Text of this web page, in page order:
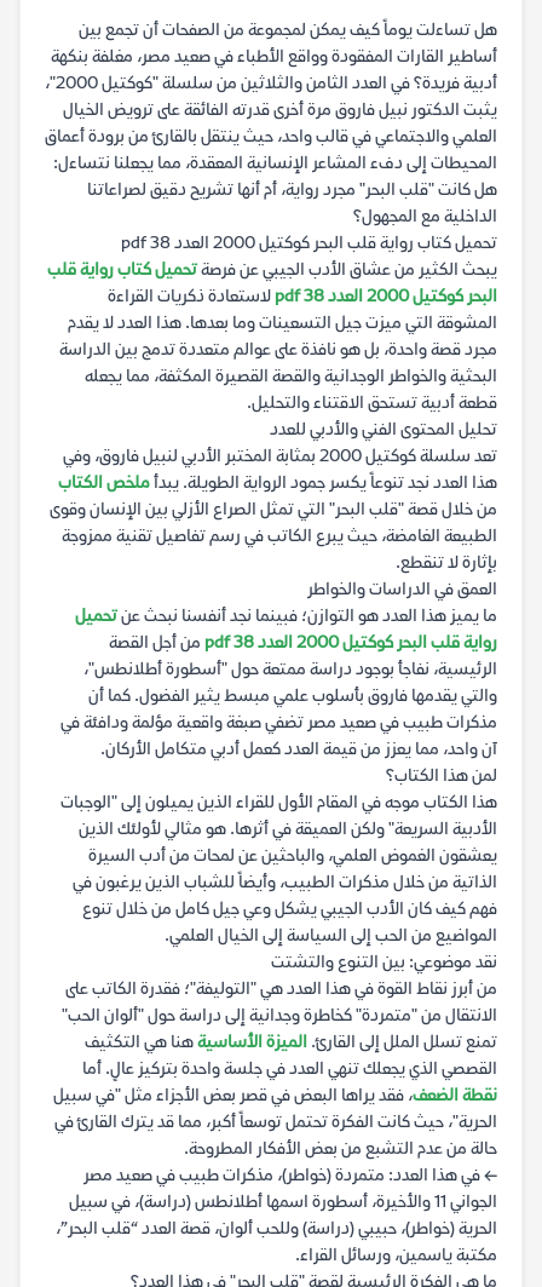
هل تساءلت يوماً كيف يمكن لمجموعة من الصفحات أن تجمع بين
أساطير القارات المفقودة وواقع الأطباء في صعيد مصر، مغلفة بنكهة
أدبية فريدة؟ في العدد الثامن والثلاثين من سلسلة "كوكتيل 2000"،
يثبت الدكتور نبيل فاروق مرة أخرى قدرته الفائقة على ترويض الخيال
العلمي والاجتماعي في قالب واحد، حيث ينتقل بالقارئ من برودة أعماق
المحيطات إلى دفء المشاعر الإنسانية المعقدة، مما يجعلنا نتساءل:
هل كانت "قلب البحر" مجرد رواية، أم أنها تشريح دقيق لصراعاتنا
الداخلية مع المجهول؟
تحميل كتاب رواية قلب البحر كوكتيل 2000 العدد 38 pdf
يبحث الكثير من عشاق الأدب الجيبي عن فرصةتحميل كتاب رواية قلب
البحر كوكتيل 2000 العدد 38 pdf
لاستعادة ذكريات القراءة
المشوقة التي ميزت جيل التسعينات وما بعدها. هذا العدد لا يقدم
مجرد قصة واحدة، بل هو نافذة على عوالم متعددة تدمج بين الدراسة
البحثية والخواطر الوجدانية والقصة القصيرة المكثفة، مما يجعله
قطعة أدبية تستحق الاقتناء والتحليل.
تحليل المحتوى الفني والأدبي للعدد
تعد سلسلة كوكتيل 2000 بمثابة المختبر الأدبي لنبيل فاروق، وفي
هذا العدد نجد تنوعاً يكسر جمود الرواية الطويلة. يبدأملخص الكتاب
من خلال قصة "قلب البحر" التي تمثل الصراع الأزلي بين الإنسان وقوى
الطبيعة الغامضة، حيث يبرع الكاتب في رسم تفاصيل تقنية ممزوجة
بإثارة لا تنقطع.
العمق في الدراسات والخواطر
ما يميز هذا العدد هو التوازن؛ فبينما نجد أنفسنا نبحث عنتحميل
رواية قلب البحر كوكتيل 2000 العدد 38 pdf
من أجل القصة
الرئيسية، نفاجأ بوجود دراسة ممتعة حول "أسطورة أطلانطس"،
والتي يقدمها فاروق بأسلوب علمي مبسط يثير الفضول. كما أن
مذكرات طبيب في صعيد مصر تضفي صبغة واقعية مؤلمة ودافئة في
آن واحد، مما يعزز من قيمة العدد كعمل أدبي متكامل الأركان.
لمن هذا الكتاب؟
هذا الكتاب موجه في المقام الأول للقراء الذين يميلون إلى "الوجبات
الأدبية السريعة" ولكن العميقة في أثرها. هو مثالي لأولئك الذين
يعشقون الغموض العلمي، والباحثين عن لمحات من أدب السيرة
الذاتية من خلال مذكرات الطبيب، وأيضاً للشباب الذين يرغبون في
فهم كيف كان الأدب الجيبي يشكل وعي جيل كامل من خلال تنوع
المواضيع من الحب إلى السياسة إلى الخيال العلمي.
نقد موضوعي: بين التنوع والتشتت
من أبرز نقاط القوة في هذا العدد هي "التوليفة"؛ فقدرة الكاتب على
الانتقال من "متمردة" كخاطرة وجدانية إلى دراسة حول "ألوان الحب"
تمنع تسلل الملل إلى القارئ. الميزة الأساسيةهنا هي التكثيف
القصصي الذي يجعلك تنهي العدد في جلسة واحدة بتركيز عالٍ. أما
نقطة الضعف، فقد يراها البعض في قصر بعض الأجزاء مثل "في سبيل
الحرية"، حيث كانت الفكرة تحتمل توسعاً أكبر، مما قد يترك القارئ في
حالة من عدم التشبع من بعض الأفكار المطروحة.
← في هذا العدد: متمردة (خواطر)، مذكرات طبيب في صعيد مصر
الجواني 11 والأخيرة، أسطورة اسمها أطلانطس (دراسة)، في سبيل
الحرية (خواطر)، حبيبي (دراسة) وللحب ألوان، قصة العدد “قلب البحر”،
مكتبة ياسمين، ورسائل القراء.